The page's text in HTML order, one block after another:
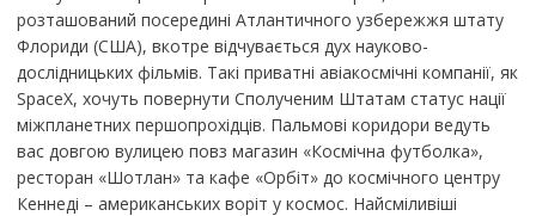
розташований посередині Атлантичного узбережжя штату
Флориди (США), вкотре відчувається дух науково-
дослідницьких фільмів. Такі приватні авіакосмічні компанії, як
SpaceX, хочуть повернути Сполученим Штатам статус нації
міжпланетних першопрохідців. Пальмові коридори ведуть
вас довгою вулицею повз магазин «Космічна футболка»,
ресторан «Шотлан» та кафе «Орбіт» до космічного центру
Кеннеді – американських воріт у космос. Найсміливіші